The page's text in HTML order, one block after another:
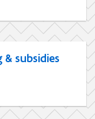
subsidies